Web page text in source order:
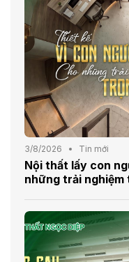
3/8/2026 Tin mới
Nội thất lấy con
những trải nghiệm